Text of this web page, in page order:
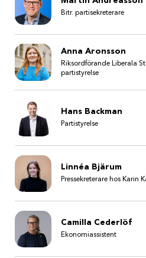
Bitr. partisekreterare
Anna Aronsson
Riksordförande Liberala
partistyrelse
Hans Backman
Partistyrelse
Linnéa Bjärum
Pressekreterare hos Karin
Camilla Cederlöf
Ekonomiassistent